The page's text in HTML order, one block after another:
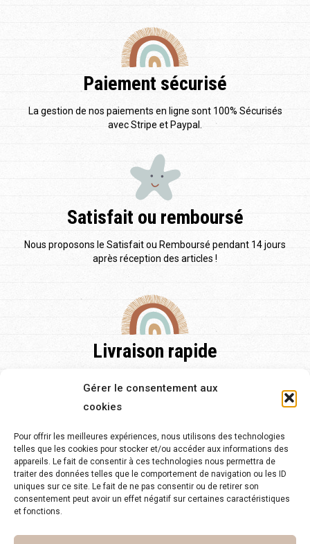
Gérer le consentement aux
cookies
Pour offrir les meilleures expériences, nous utilisons des technologies
telles que les cookies pour stocker et/ou accéder aux informations des
appareils. Le fait de consentir à ces technologies nous permettra de
traiter des données telles que le comportement de navigation ou les ID
uniques sur ce site. Le fait de ne pas consentir ou de retirer son
consentement peut avoir un effet négatif sur certaines caractéristiques
et fonctions.
Paiement sécurisé
La gestion de nos paiements en ligne sont 100% Sécurisés
avec Stripe et Paypal.
Satisfait ou remboursé
Nous proposons le Satisfait ou Remboursé pendant 14 jours
après réception des articles !
Livraison rapide
l'Europe et de 2 à 5 jours.
Service client 24/7
Notre équipe est à votre disposition pour toute question sur